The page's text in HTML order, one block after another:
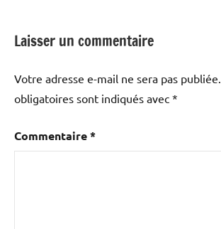
Laisser un commentaire
Votre adresse e-mail ne sera pas publiée.
obligatoires sont indiqués avec *
Commentaire*